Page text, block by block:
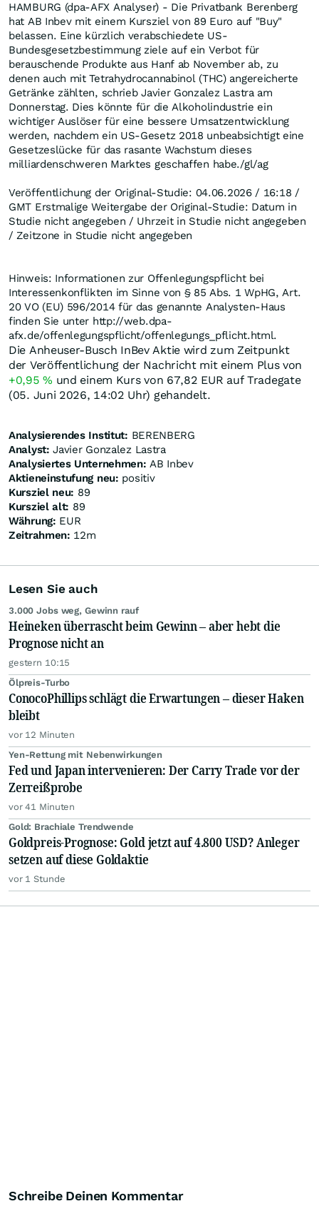
HAMBURG (dpa-AFX Analyser) - Die Privatbank Berenberg
hat AB Inbev mit einem Kursziel von 89 Euro auf "Buy"
belassen. Eine kürzlich verabschiedete US-
Bundesgesetzbestimmung ziele auf ein Verbot für
berauschende Produkte aus Hanf ab November ab, zu
denen auch mit Tetrahydrocannabinol (THC) angereicherte
Getränke zählten, schrieb Javier Gonzalez Lastra am
Donnerstag. Dies könnte für die Alkoholindustrie ein
wichtiger Auslöser für eine bessere Umsatzentwicklung
werden, nachdem ein US-Gesetz 2018 unbeabsichtigt eine
Gesetzeslücke für das rasante Wachstum dieses
milliardenschweren Marktes geschaffen habe./gl/ag
Veröffentlichung der Original-Studie: 04.06.2026 / 16:18 /
GMT Erstmalige Weitergabe der Original-Studie: Datum in
Studie nicht angegeben / Uhrzeit in Studie nicht angegeben
/ Zeitzone in Studie nicht angegeben
Hinweis: Informationen zur Offenlegungspflicht bei
Interessenkonflikten im Sinne von § 85 Abs. 1 WpHG, Art.
20 VO (EU) 596/2014 für das genannte Analysten-Haus
finden Sie unter http://web.dpa-
afx.de/offenlegungspflicht/offenlegungs_pflicht.html.
Die Anheuser-Busch InBev Aktie wird zum Zeitpunkt
der Veröffentlichung der Nachricht mit einem Plus von
+0,95% und einem Kurs von 67,82 EUR auf Tradegate
(05. Juni 2026, 14:02 Uhr) gehandelt.
Analysierendes Institut: BERENBERG
Analyst: Javier Gonzalez Lastra
Analysiertes Unternehmen: AB Inbev
Aktieneinstufung neu: positiv
Kursziel neu: 89
Kursziel alt: 89
Währung: EUR
Zeitrahmen: 12m
Lesen Sie auch
3.000 Jobs weg, Gewinn rauf
Heineken überrascht beim Gewinn – aber hebt die
Prognose nicht an
gestern 10:15
Ölpreis-Turbo
ConocoPhillips schlägt die Erwartungen – dieser Haken
bleibt
vor 12 Minuten
Yen-Rettung mit Nebenwirkungen
Fed und Japan intervenieren: Der Carry Trade vor der
Zerreißprobe
vor 41 Minuten
Gold: Brachiale Trendwende
Goldpreis-Prognose: Gold jetzt auf 4.800 USD? Anleger
setzen auf diese Goldaktie
vor 1 Stunde
Schreibe Deinen Kommentar